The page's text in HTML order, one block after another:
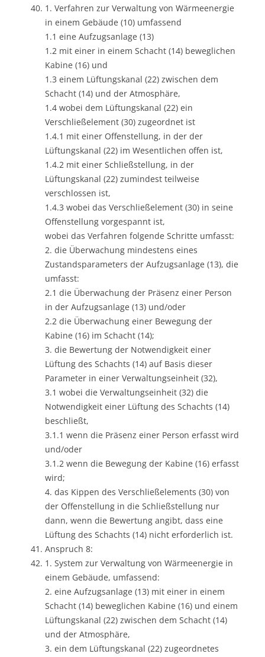
1. Verfahren zur Verwaltung von Wärmeenergie
in einem Gebäude (10) umfassend
1.1 eine Aufzugsanlage (13)
1.2 mit einer in einem Schacht (14) beweglichen
Kabine (16) und
1.3 einem Lüftungskanal (22) zwischen dem
Schacht (14) und der Atmosphäre,
1.4 wobei dem Lüftungskanal (22) ein
Verschließelement (30) zugeordnet ist
1.4.1 mit einer Offenstellung, in der der
Lüftungskanal (22) im Wesentlichen offen ist,
1.4.2 mit einer Schließstellung, in der
Lüftungskanal (22) zumindest teilweise
verschlossen ist,
1.4.3 wobei das Verschließelement (30) in seine
Offenstellung vorgespannt ist,
wobei das Verfahren folgende Schritte umfasst:
2. die Überwachung mindestens eines
Zustandsparameters der Aufzugsanlage (13), die
umfasst:
2.1 die Überwachung der Präsenz einer Person
in der Aufzugsanlage (13) und/oder
2.2 die Überwachung einer Bewegung der
Kabine (16) im Schacht (14);
3. die Bewertung der Notwendigkeit einer
Lüftung des Schachts (14) auf Basis dieser
Parameter in einer Verwaltungseinheit (32),
3.1 wobei die Verwaltungseinheit (32) die
Notwendigkeit einer Lüftung des Schachts (14)
beschließt,
3.1.1 wenn die Präsenz einer Person erfasst wird
und/oder
3.1.2 wenn die Bewegung der Kabine (16) erfasst
wird;
4. das Kippen des Verschließelements (30) von
der Offenstellung in die Schließstellung nur
dann, wenn die Bewertung angibt, dass eine
Lüftung des Schachts (14) nicht erforderlich ist.
Anspruch 8:
1. System zur Verwaltung von Wärmeenergie in
einem Gebäude, umfassend:
2. eine Aufzugsanlage (13) mit einer in einem
Schacht (14) beweglichen Kabine (16) und einem
Lüftungskanal (22) zwischen dem Schacht (14)
und der Atmosphäre,
3. ein dem Lüftungskanal (22) zugeordnetes